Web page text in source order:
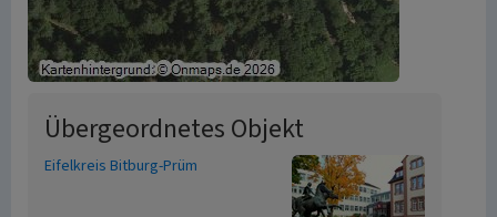
Übergeordnetes Objekt
Eifelkreis Bitburg-Prüm